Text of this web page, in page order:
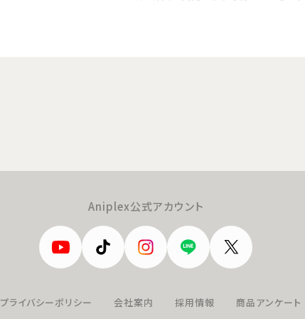
Aniplex公式アカウント
プライバシーポリシー 会社案内 採用情報 商品アンケート